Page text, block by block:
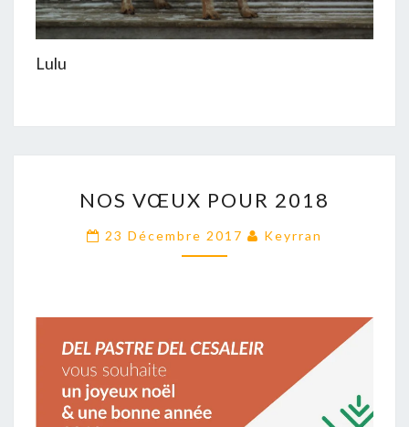
Lulu
VŒUX
POUR
2018
NOS VŒUX POUR 2018
23 Décembre 2017 Keyrran